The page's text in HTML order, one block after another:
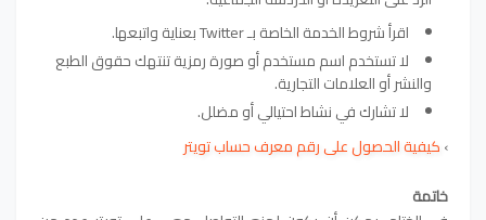
اقرأ شروط الخدمة الخاصة بـ Twitter بعناية واتبعها.
لا تستخدم اسم مستخدم أو صورة رمزية تنتهك حقوق الطبع
والنشر أو العلامات التجارية.
لا تشارك في نشاط احتيالي أو مضلل.
›كيفية الحصول على رقم معرف حساب تويتر
خاتمة